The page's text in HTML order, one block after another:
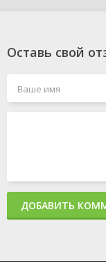
Оставь свой
ДОБАВИТЬ